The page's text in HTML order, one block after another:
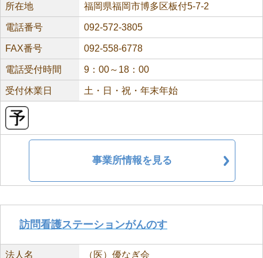
所在地 福岡県福岡市博多区板付5-7-2
電話番号 092-572-3805
FAX番号 092-558-6778
電話受付時間 9：00～18：00
受付休業日 土・日・祝・年末年始
事業所情報を見る
訪問看護ステーションがんのす
法人名 （医）優なぎ会